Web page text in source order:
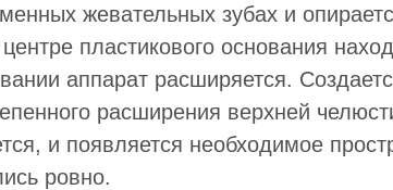
жевательных зубах и
пластикового основания
аппарат расширяется.
расширения верхней
и появляется необходимое
ровно.